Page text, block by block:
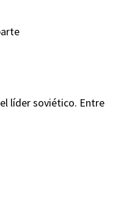
líder soviético. Entre